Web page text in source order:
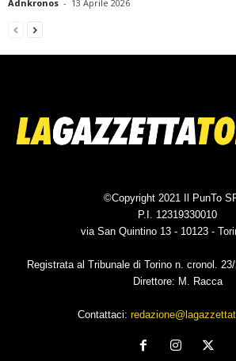
Adnkronos - 13 Aprile 2026
©Copyright 2021 Il PunTo
P.I. 12319330010
via San Quintino 13 - 10123 -
Registrata al Tribunale di Torino n. cronol.
Direttore: M. Racca
Contattaci: